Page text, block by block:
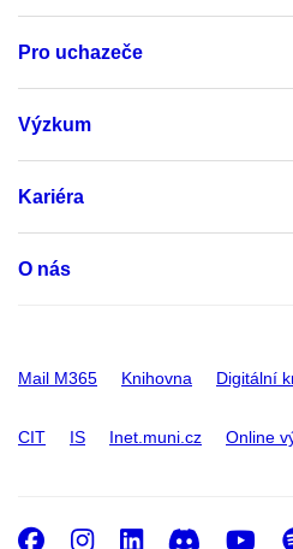
Pro uchazeče
Výzkum
Kariéra
O nás
Mail M365 Knihovna Digitální
CIT IS Inet.muni.cz Online
Facebook
Instagram
LinkedIn